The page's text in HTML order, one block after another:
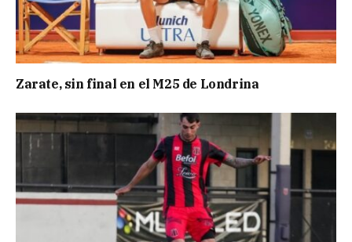
Zarate, sin final en el M25 de Londrina